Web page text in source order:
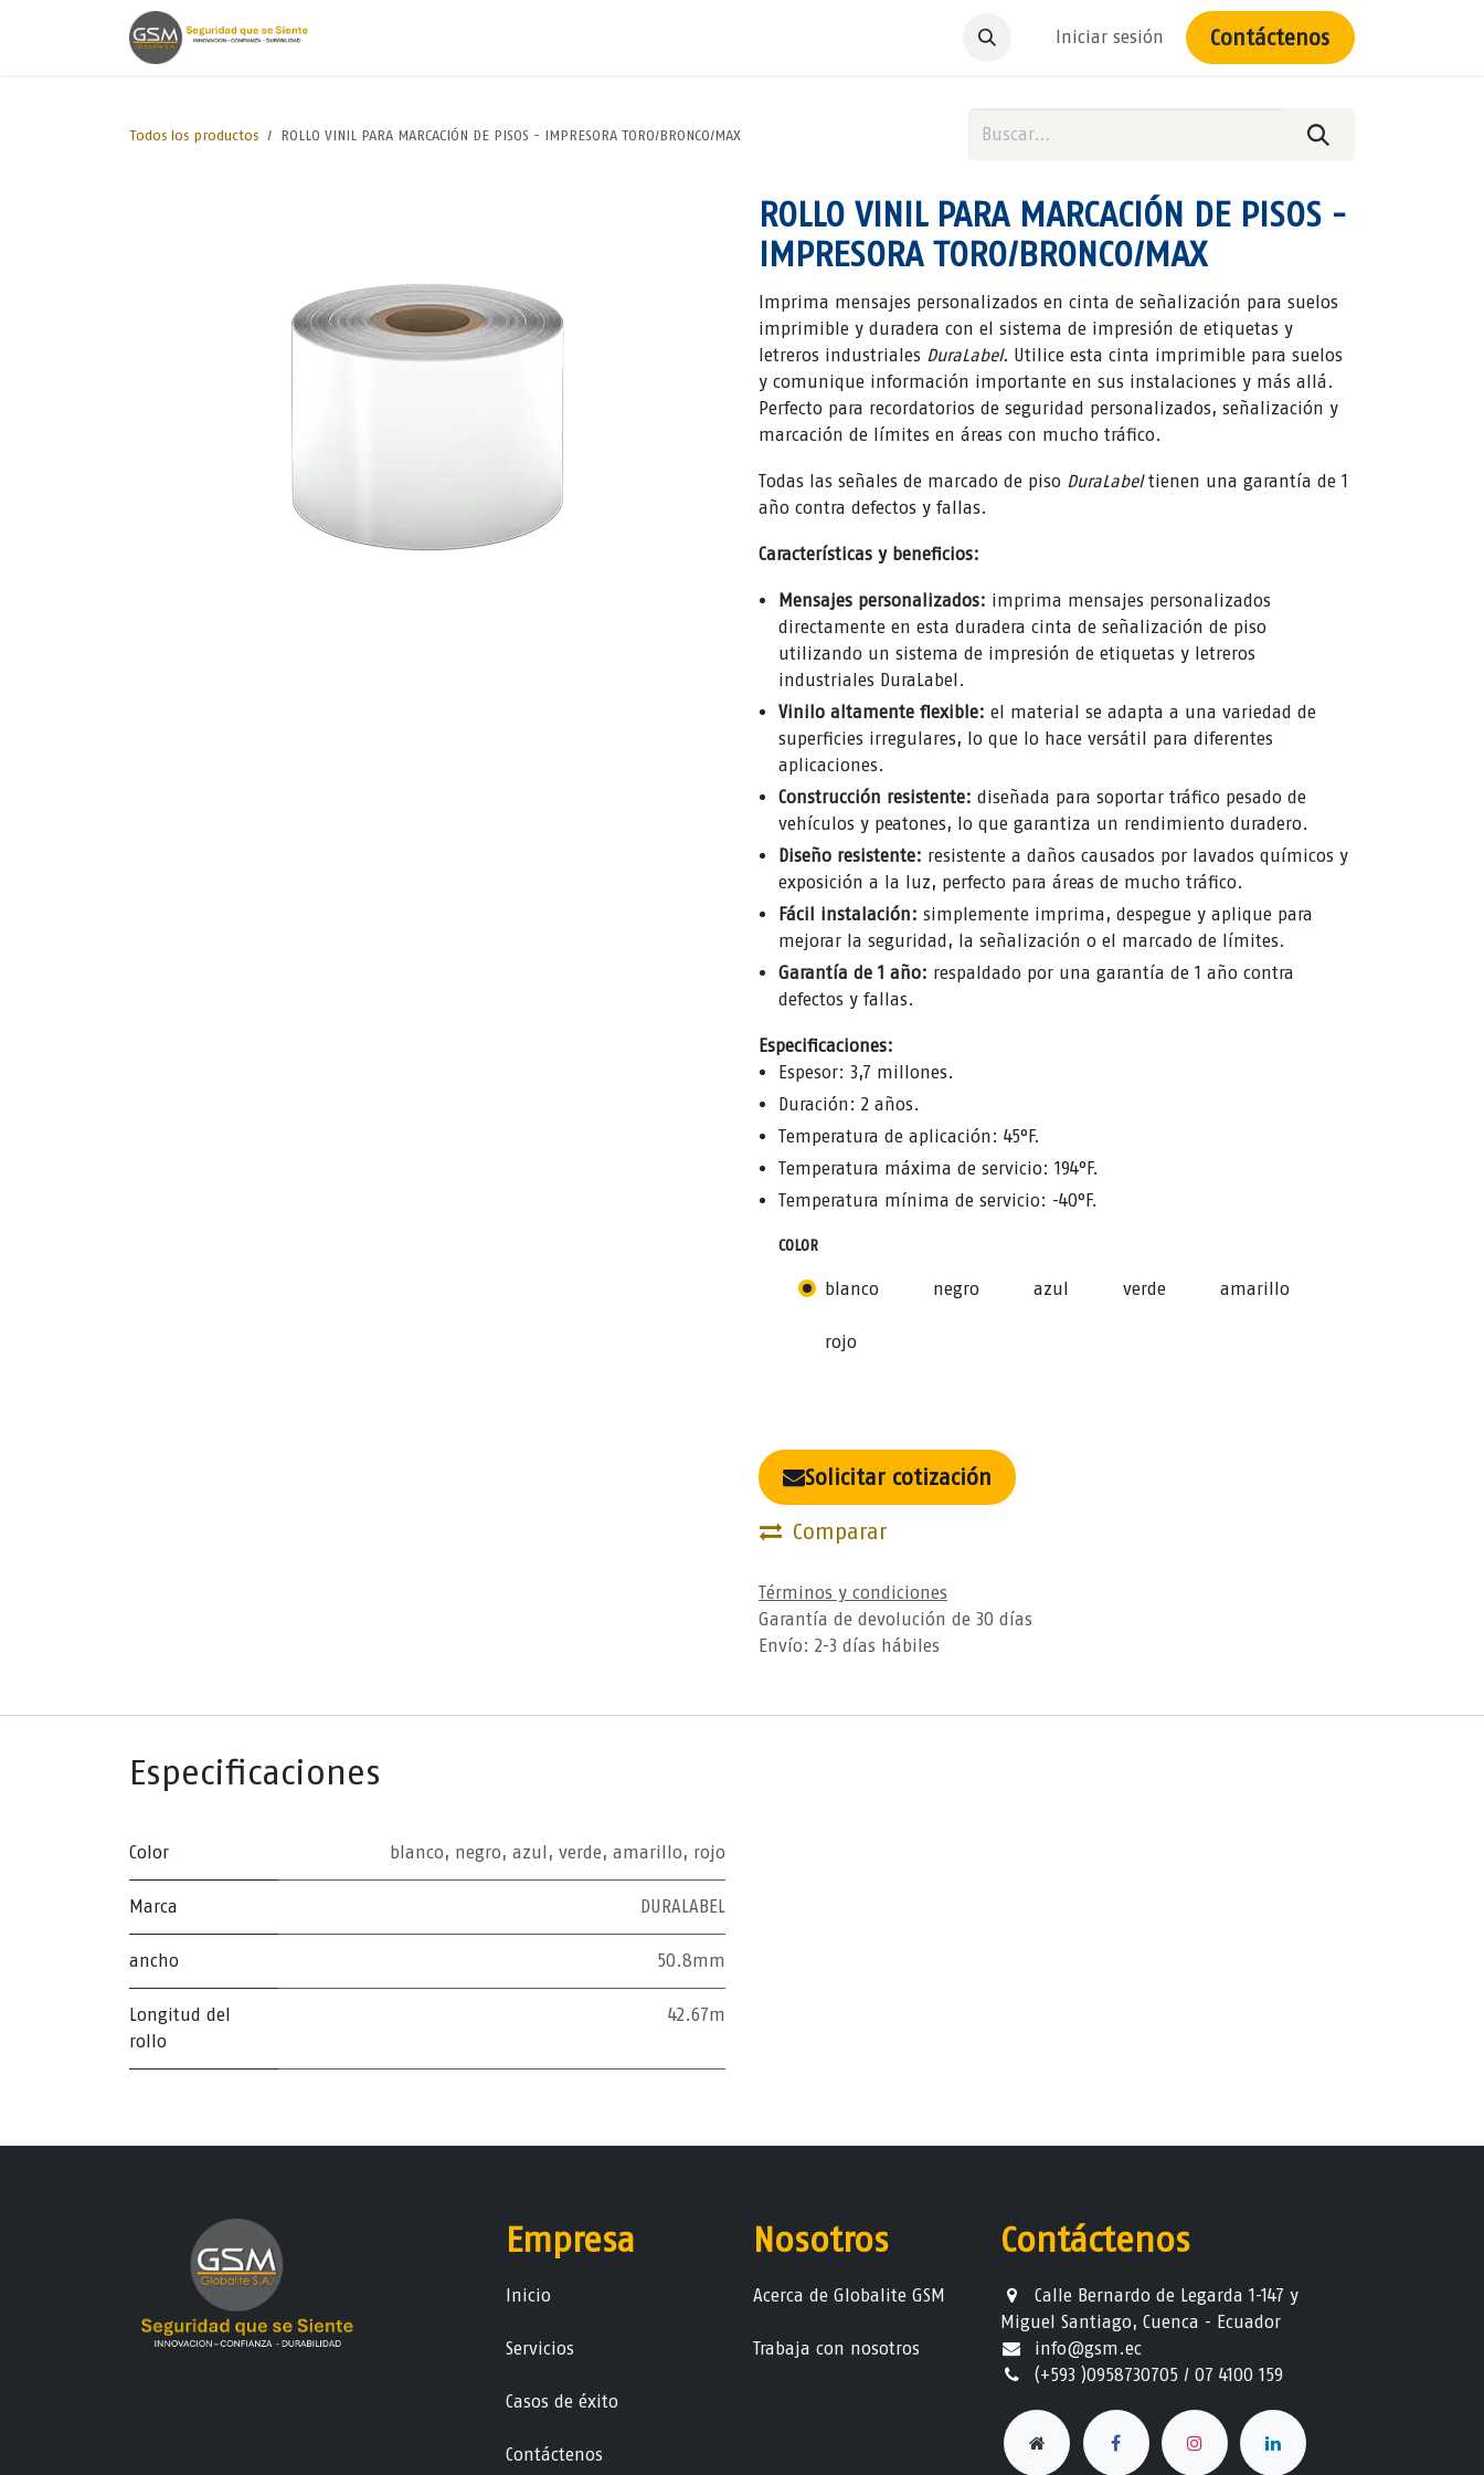
Ir al contenido
Iniciar sesión Contáctenos
Todos los productos ROLLO VINIL PARA MARCACIÓN DE PISOS - IMPRESORA TORO/BRONCO/MAX
ROLLO VINIL PARA MARCACIÓN DE PISOS -
IMPRESORA TORO/BRONCO/MAX
Imprima mensajes personalizados en cinta de señalización para suelos
imprimible y duradera con el sistema de impresión de etiquetas y
letreros industriales DuraLabel. Utilice esta cinta imprimible para suelos
y comunique información importante en sus instalaciones y más allá.
Perfecto para recordatorios de seguridad personalizados, señalización y
marcación de límites en áreas con mucho tráfico.
Todas las señales de marcado de piso DuraLabeltienen una garantía de 1
año contra defectos y fallas.
Características y beneficios:
Mensajes personalizados: imprima mensajes personalizados
directamente en esta duradera cinta de señalización de piso
utilizando un sistema de impresión de etiquetas y letreros
industriales DuraLabel.
Vinilo altamente flexible: el material se adapta a una variedad de
superficies irregulares, lo que lo hace versátil para diferentes
aplicaciones.
Construcción resistente: diseñada para soportar tráfico pesado de
vehículos y peatones, lo que garantiza un rendimiento duradero.
Diseño resistente: resistente a daños causados ​​por lavados químicos y
exposición a la luz, perfecto para áreas de mucho tráfico.
Fácil instalación: simplemente imprima, despegue y aplique para
mejorar la seguridad, la señalización o el marcado de límites.
Garantía de 1 año: respaldado por una garantía de 1 año contra
defectos y fallas.
Especificaciones:
Espesor: 3,7 millones.
Duración: 2 años.
Temperatura de aplicación: 45°F.
Temperatura máxima de servicio: 194°F.
Temperatura mínima de servicio: -40°F.
COLOR
blanco negro azul verde amarillo
rojo
Solicitar cotización
Comparar
Términos y condiciones
Garantía de devolución de 30 días
Envío: 2-3 días hábiles
Especificaciones
Color blanco, negro, azul , verde, amarillo, rojo
Marca DURALABEL
ancho 50.8mm
Longitud del
rollo
42.67m
Contáctenos
Calle Bernardo de Legarda 1-147 y
Miguel Santiago, Cuenca - Ecuador
info@gsm.ec​
(+593 )0958730705 / 07 4100 159
Empresa
Ini​ci​o
Servicios
Casos de éxito
Contáctenos
Nosotros
Acerca de Globalite GSM
Trabaja con nosotros